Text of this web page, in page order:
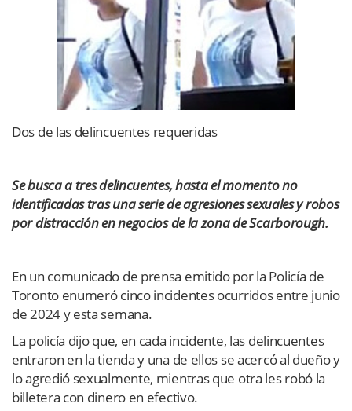
Dos de las delincuentes requeridas
Se busca a tres delincuentes, hasta el momento no
identificadas tras una serie de agresiones sexuales y robos
por distracción en negocios de la zona de Scarborough.
En un comunicado de prensa emitido por la Policía de
Toronto enumeró cinco incidentes ocurridos entre junio
de 2024 y esta semana.
La policía dijo que, en cada incidente, las delincuentes
entraron en la tienda y una de ellos se acercó al dueño y
lo agredió sexualmente, mientras que otra les robó la
billetera con dinero en efectivo.